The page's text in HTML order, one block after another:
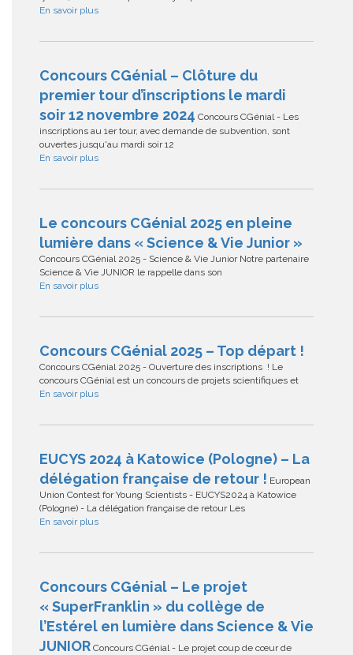
En savoir plus
Concours CGénial – Clôture du
premier tour d’inscriptions le mardi
soir 12 novembre 2024 Concours CGénial - Les
inscriptions au 1er tour, avec demande de subvention, sont
ouvertes jusqu'au mardi soir 12
En savoir plus
Le concours CGénial 2025 en pleine
lumière dans « Science & Vie Junior »
Concours CGénial 2025 - Science & Vie Junior Notre partenaire
Science & Vie JUNIOR le rappelle dans son
En savoir plus
Concours CGénial 2025 – Top départ !
Concours CGénial 2025 - Ouverture des inscriptions ! Le
concours CGénial est un concours de projets scientifiques et
En savoir plus
EUCYS 2024 à Katowice (Pologne) – La
délégation française de retour ! European
Union Contest for Young Scientists - EUCYS2024 à Katowice
(Pologne) - La délégation française de retour Les
En savoir plus
Concours CGénial – Le projet
« SuperFranklin » du collège de
l’Estérel en lumière dans Science & Vie
JUNIOR Concours CGénial - Le projet coup de cœur de